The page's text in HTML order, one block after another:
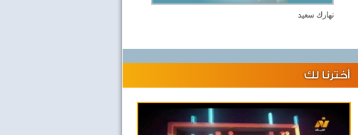
نهارك سعيد
أخترنا لك